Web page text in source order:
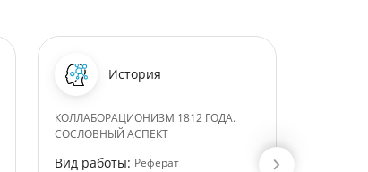
История
КОЛЛАБОРАЦИОНИЗМ 1812 ГОДА.
СОСЛОВНЫЙ АСПЕКТ
Вид работы: Реферат